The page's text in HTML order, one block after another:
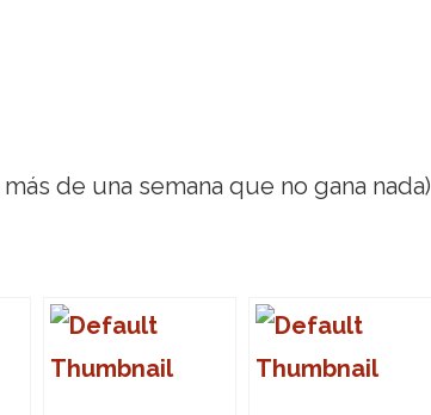
de una semana que no gana nada)